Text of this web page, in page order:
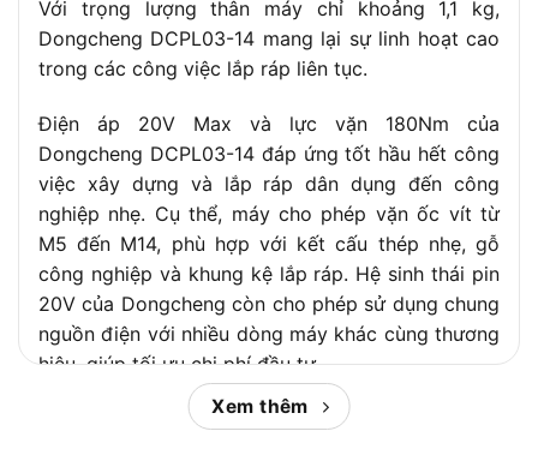
Với trọng lượng thân máy chỉ khoảng 1,1 kg,
Dongcheng DCPL03-14 mang lại sự linh hoạt cao
trong các công việc lắp ráp liên tục.
Điện áp 20V Max và lực vặn 180Nm của
Dongcheng DCPL03-14 đáp ứng tốt hầu hết công
việc xây dựng và lắp ráp dân dụng đến công
nghiệp nhẹ. Cụ thể, máy cho phép vặn ốc vít từ
M5 đến M14, phù hợp với kết cấu thép nhẹ, gỗ
công nghiệp và khung kệ lắp ráp. Hệ sinh thái pin
20V của Dongcheng còn cho phép sử dụng chung
nguồn điện với nhiều dòng máy khác cùng thương
hiệu, giúp tối ưu chi phí đầu tư.
Để giúp bạn đưa ra quyết định mua hàng chính
Xem thêm